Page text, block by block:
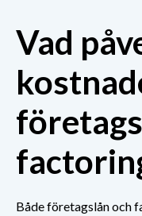
Vad
Både företagslån och